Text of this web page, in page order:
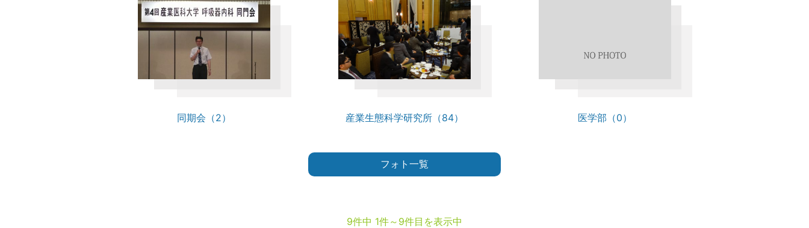
同期会（2） 産業生態科学研究所（84） 医学部（0）
フォト一覧
9件中 1件～9件目を表示中